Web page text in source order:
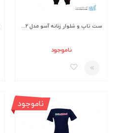
ست تاپ و شلوار زنانه آسو مدل S462
ناموجود
ناموجود